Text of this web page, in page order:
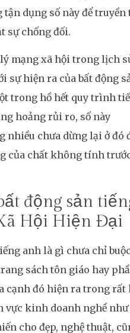
dụng số này để truyền
sự chống đối.
mạng xã hội trong lịch
sự hiện ra của bất động
trong hồ hết quy trình
hoảng rủi ro, số này
nhiều chưa dừng lại ở đó
của chất không tính
động sản
Hội Hiện Đại
anh là gì chưa chỉ
sách tôn giáo hay
cạnh đó hiện ra trong rất
vực kinh doanh nghề như
cho đẹp, nghệ thuật,